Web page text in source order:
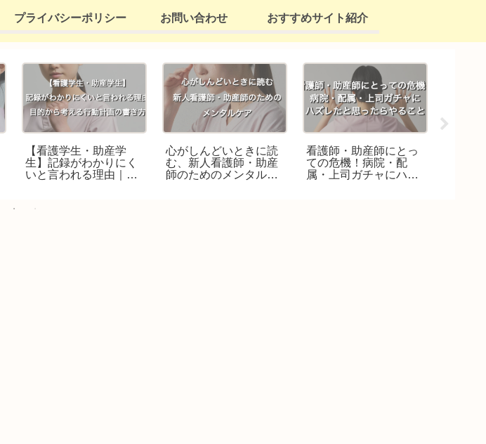
プライバシーポリシー お問い合わせ おすすめサイト紹介
【看護学生・助産学
生】記録がわかりにく
いと言われる理由｜目
心がしんどいときに読
む、新人看護師・助産
師のためのメンタルケ
看護師・助産師にとっ
ての危機！病院・配
属・上司ガチャにハズ